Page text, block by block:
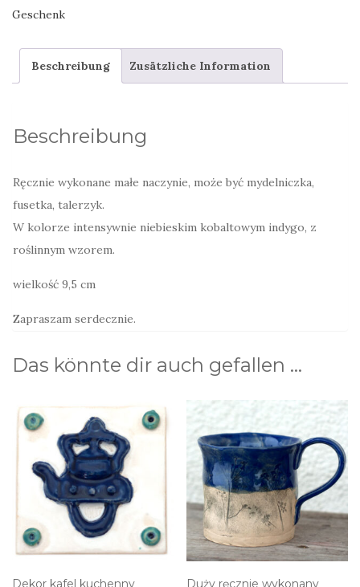
Geschenk
Beschreibung Zusätzliche Information
Beschreibung
Ręcznie wykonane małe naczynie, może być mydelniczka,
fusetka, talerzyk.
W kolorze intensywnie niebieskim kobaltowym indygo, z
roślinnym wzorem.
wielkość 9,5 cm
Zapraszam serdecznie.
Das könnte dir auch gefallen …
Dekor kafel kuchenny
Duży ręcznie wykonany